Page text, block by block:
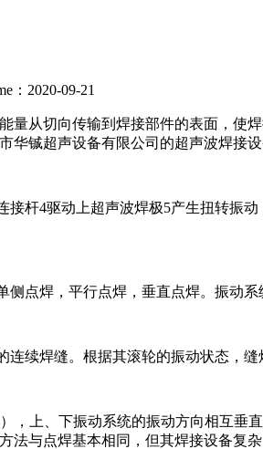
：2020-09-21
量从切向传输到焊接部件的表面，使
铖超声设备有限公司的超声波焊接
杆4驱动上超声波焊极5产生扭转振
点焊，平行点焊，垂直点焊。振动
续焊缝。根据其滚轮的振动状态，
，上、下振动系统的振动方向相互垂
与点焊基本相同，但其焊接设备复